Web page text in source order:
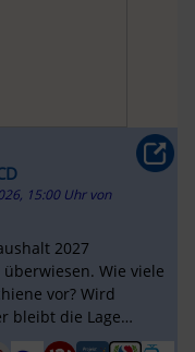
15:00 Uhr von
2027
Wie viele
vor? Wird
bleibt die Lage